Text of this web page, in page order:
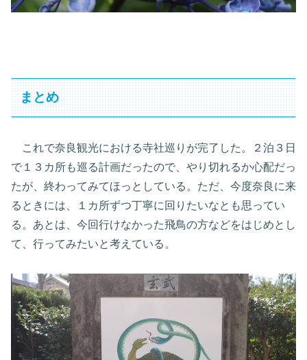
まとめ
これで奈良観光における寺社巡りが完了した。２泊３日
で１３カ所も巡る計画だったので、やり切れるか心配だっ
たが、終わってみてほっとしている。ただ、今度奈良に来
るときには、１カ所ずつ丁寧に回りたいなとも思ってい
る。あとは、今回行けなかった飛鳥の方などをはじめとし
て、行ってみたいと考えている。